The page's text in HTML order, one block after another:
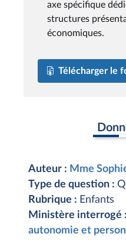
axe spécifique
structures
économiques.
Télécharger le
Auteur : Mme
Type de question :
Rubrique : Enfants
Ministère interrogé :
autonomie et